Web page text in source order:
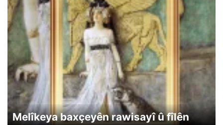
Melîkeya baxçeyên rawisayî û fîlên